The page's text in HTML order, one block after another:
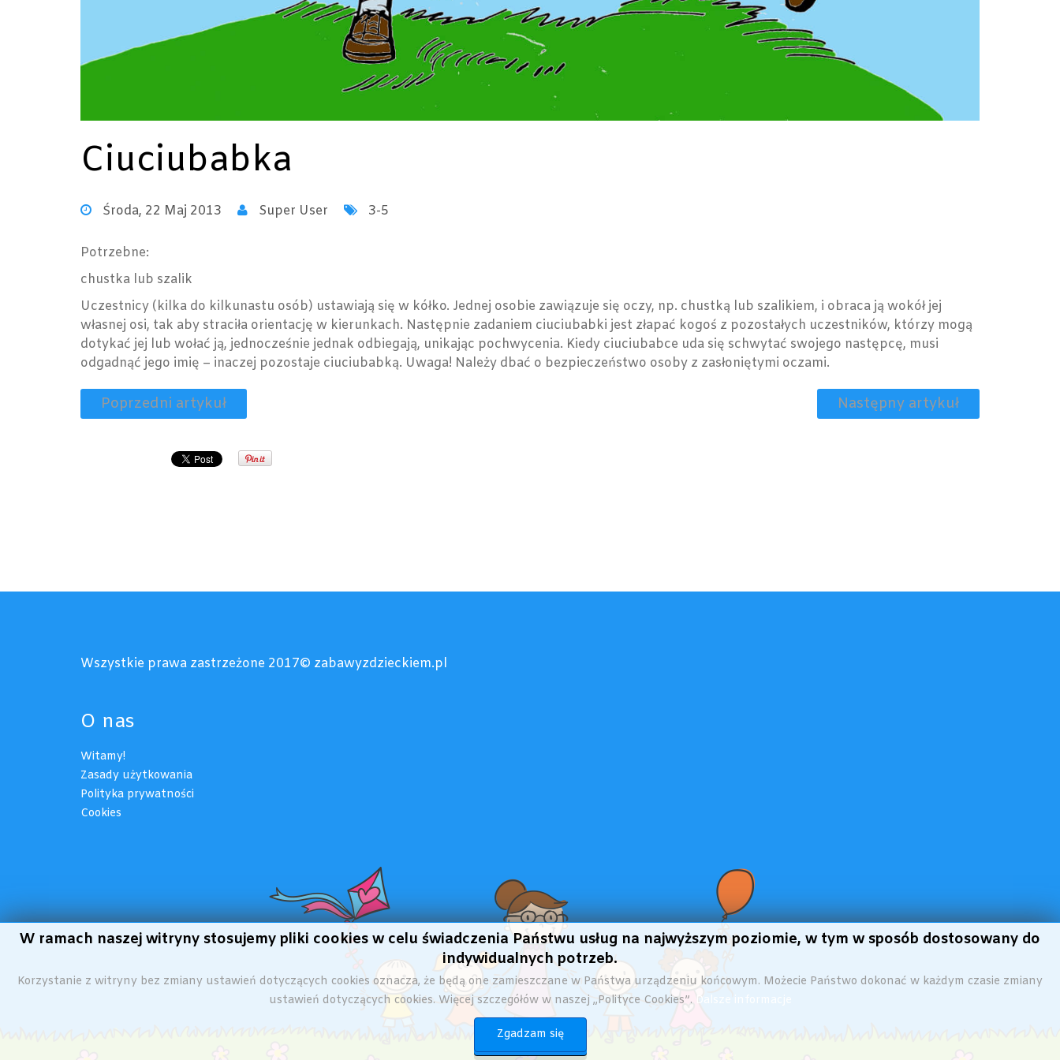
W ramach naszej witryny stosujemy pliki cookies w celu świadczenia Państwu usług na najwyższym poziomie, w tym w sposób dostosowany do
indywidualnych potrzeb.
Korzystanie z witryny bez zmiany ustawień dotyczących cookies oznacza, że będą one zamieszczane w Państwa urządzeniu końcowym. Możecie Państwo dokonać w każdym czasie zmiany
ustawień dotyczących cookies. Więcej szczegółów w naszej „Polityce Cookies”.
Zgadzam się
Ciuciubabka
Środa, 22 Maj 2013 Super User 3-5
Potrzebne:
chustka lub szalik
Uczestnicy (kilka do kilkunastu osób) ustawiają się w kółko. Jednej osobie zawiązuje się oczy, np. chustką lub szalikiem, i obraca ją wokół jej
własnej osi, tak aby straciła orientację w kierunkach. Następnie zadaniem ciuciubabki jest złapać kogoś z pozostałych uczestników, którzy mogą
dotykać jej lub wołać ją, jednocześnie jednak odbiegają, unikając pochwycenia. Kiedy ciuciubabce uda się schwytać swojego następcę, musi
odgadnąć jego imię – inaczej pozostaje ciuciubabką. Uwaga! Należy dbać o bezpieczeństwo osoby z zasłoniętymi oczami.
Poprzedni artykuł Następny artykuł
Wszystkie prawa zastrzeżone 2017© zabawyzdzieckiem.pl
O nas
Witamy!
Zasady użytkowania
Polityka prywatności
Cookies